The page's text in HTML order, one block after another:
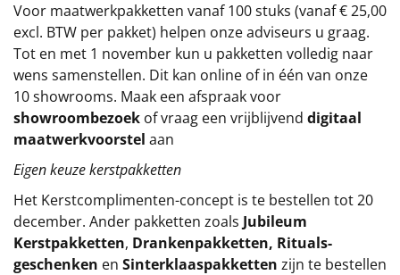
Per stuk
Alle overige
Voor maatwerkpakketten vanaf 100 stuks (vanaf € 25,00
excl. BTW per pakket) helpen onze adviseurs u graag.
Tot en met 1 november kun u pakketten volledig naar
wens samenstellen. Dit kan online of in één van onze
10 showrooms. Maak een afspraak voor
showroombezoek of vraag een vrijblijvend digitaal
maatwerkvoorstel aan
Eigen keuze kerstpakketten
Het Kerstcomplimenten-concept is te bestellen tot 20
december. Ander pakketten zoals Jubileum
Kerstpakketten, Drankenpakketten, Rituals-
geschenken en Sinterklaaspakketten zijn te bestellen